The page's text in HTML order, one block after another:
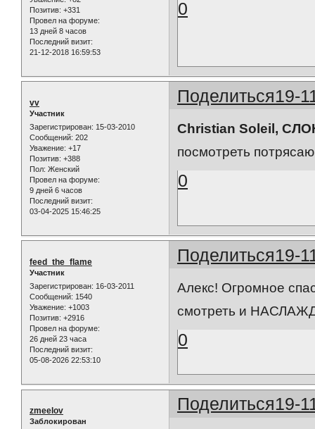
Позитив: +331
Провел на форуме:
13 дней 8 часов
Последний визит:
21-12-2018 16:59:53
0
Поделиться19-
vv
Участник
Зарегистрирован: 15-03-2010
Сообщений: 202
Уважение: +17
Позитив: +388
Пол: Женский
Провел на форуме:
9 дней 6 часов
Последний визит:
03-04-2025 15:46:25
Christian Soleil,
посмотреть
0
Поделиться19-
feed_the_flame
Участник
Зарегистрирован: 16-03-2011
Сообщений: 1540
Уважение: +1003
Позитив: +2916
Провел на форуме:
26 дней 23 часа
Последний визит:
05-08-2026 22:53:10
Алекс! Огромное
смотреть и
0
Поделиться19-
zmeelov
Заблокирован